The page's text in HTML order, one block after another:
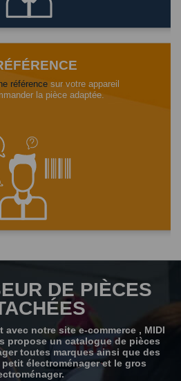
référence sur votre appareil
la pièce adaptée.
DE PIÈCES
avec notre site e-commerce , MIDI
propose un catalogue de pièces
toutes marques ainsi que des
électroménager et le gros